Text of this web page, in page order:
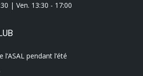
| Ven. 13:30 - 17:00
l’ASAL pendant l’été